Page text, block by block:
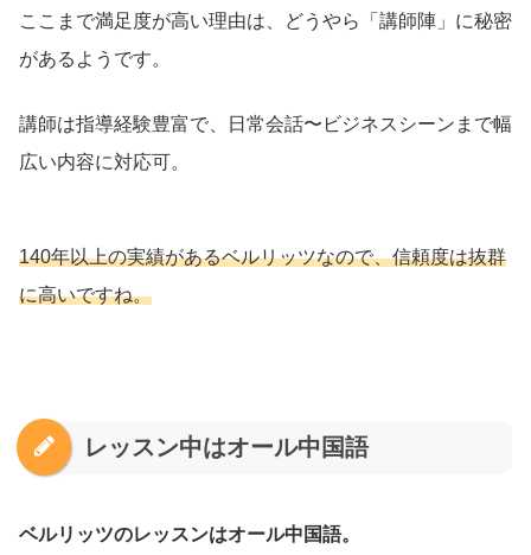
ここまで満足度が高い理由は、どうやら「講師陣」に秘密
があるようです。
講師は指導経験豊富で、日常会話〜ビジネスシーンまで幅
広い内容に対応可。
140年以上の実績があるベルリッツなので、信頼度は抜群
に高いですね。
レッスン中はオール中国語
ベルリッツのレッスンはオール中国語。